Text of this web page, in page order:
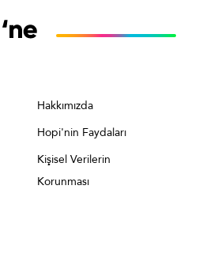
Hakkımızda
Hopi'nin Faydaları
Kişisel Verilerin
Korunması